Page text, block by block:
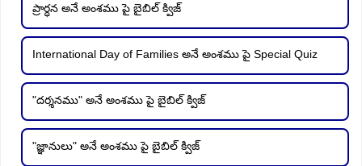
ప్రార్ధన అనే అంశము పై బైబిల్ క్విజ్
International Day of Families అనే అంశము పై Special Quiz
"దర్శనము" అనే అంశము పై బైబిల్ క్విజ్
"జ్ఞానులు" అనే అంశము పై బైబిల్ క్విజ్